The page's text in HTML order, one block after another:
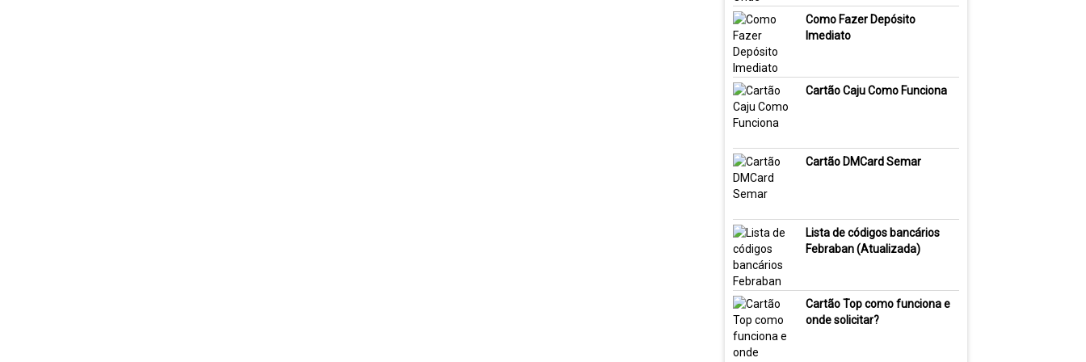
Como Fazer Depósito
Imediato
Cartão Caju Como Funciona
Cartão DMCard Semar
Lista de códigos bancários
Febraban (Atualizada)
Cartão Top como funciona e
onde solicitar?